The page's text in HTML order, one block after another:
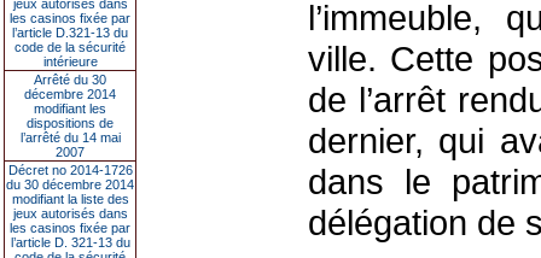
jeux autorisés dans
les casinos fixée par
l’article D.321-13 du
code de la sécurité
intérieure
Arrêté du 30
décembre 2014
modifiant les
dispositions de
l’arrêté du 14 mai
2007
Décret no 2014-1726
du 30 décembre 2014
modifiant la liste des
jeux autorisés dans
les casinos fixée par
l’article D. 321-13 du
l’immeuble,
ville. Cette
de l’arrêt
dernier, qui
dans le
délégation de